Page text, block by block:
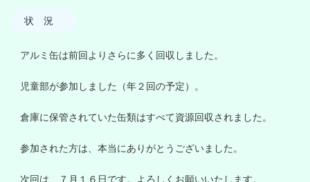
状 況
アルミ缶は前回よりさらに多く回収しました。
児童部が参加しました（年２回の予定）。
倉庫に保管されていた缶類はすべて資源回収されました。
参加された方は、本当にありがとうございました。
次回は、７月１６日です。よろしくお願いいたします。